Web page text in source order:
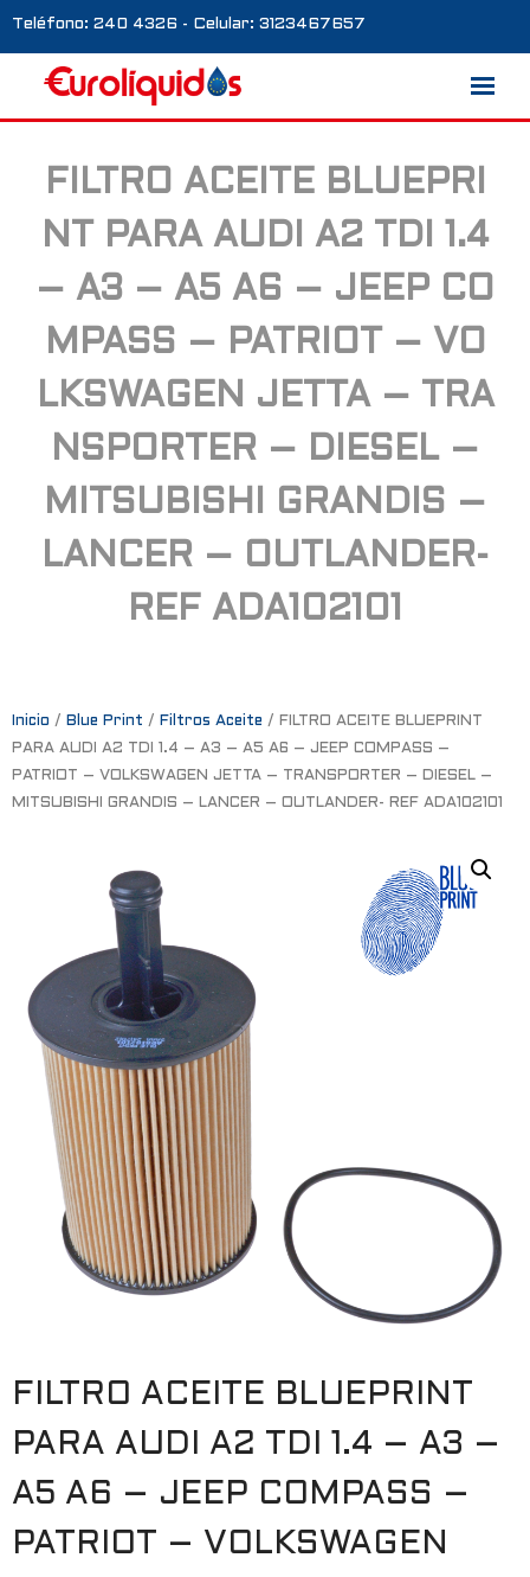
Teléfono: 240 4326 - Celular: 3123467657
Marcas
Nosotros
Blog
Galería
Contacto
0 productos
FILTRO ACEITE BLUEPRI
NT PARA AUDI A2 TDI 1.4
– A3 – A5 A6 – JEEP CO
MPASS – PATRIOT – VO
LKSWAGEN JETTA – TRA
NSPORTER – DIESEL –
MITSUBISHI GRANDIS –
LANCER – OUTLANDER-
REF ADA102101
Inicio / Blue Print / Filtros Aceite / FILTRO ACEITE BLUEPRINT
PARA AUDI A2 TDI 1.4 – A3 – A5 A6 – JEEP COMPASS –
PATRIOT – VOLKSWAGEN JETTA – TRANSPORTER – DIESEL –
MITSUBISHI GRANDIS – LANCER – OUTLANDER- REF ADA102101
FILTRO ACEITE BLUEPRINT
PARA AUDI A2 TDI 1.4 – A3 –
A5 A6 – JEEP COMPASS –
PATRIOT – VOLKSWAGEN